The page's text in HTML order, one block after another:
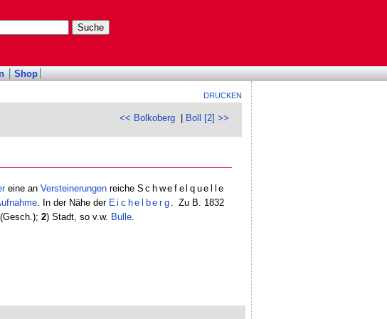
Shop
DRUCKEN
<< Bolkoberg Boll [2] >>
eine an Versteinerungenreiche Schwefelquelle
. In der Nähe der Eichelberg
Zu B. 1832
2) Stadt, so v.w. Bulle.